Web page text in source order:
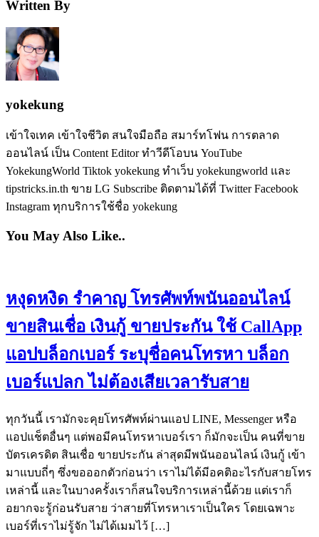
Written By
yokekung
เข้าใจเทค เข้าใจชีวิต สนใจมือถือ สมาร์ทโฟน การตลาด
ออนไลน์ เป็น Content Editor ทำวีดีโอบน YouTube
YokekungWorld Tiktok yokekung ทำเว็บ yokekungworld และ
tipstricks.in.th ขาย LG Subscribe ติดตามได้ที่ Twitter Facebook
Instagram ทุกบริการใช้ชื่อ yokekung
You May Also Like..
หงุดหงิด รำคาญ โทรศัพท์พนันออนไลน์
ขายสินเชื่อ เงินกู้ ขายประกัน ใช้ CallApp
แอปบล็อกเบอร์ ระบุชื่อคนโทรหา บล็อก
เบอร์แปลก ไม่ต้องเสียเวลารับสาย
ทุกวันนี้ เรามักจะคุยโทรศัพท์ผ่านแอป LINE, Messenger หรือ
แอปแช็ตอื่นๆ แต่พอมีคนโทรหาเบอร์เรา ก็มักจะเป็น คนที่ขาย
บัตรเครดิต สินเชื่อ ขายประกัน ล่าสุดมีพนันออนไลน์ เงินกู้ เข้า
มาแบบถี่ๆ ซึ่งขอออกตัวก่อนว่า เราไม่ได้มีอคติอะไรกับสายโทร
เหล่านี้ และในบางครั้งเราก็สนใจบริการเหล่านี้ด้วย แต่เราก็
อยากจะรู้ก่อนรับสาย ว่าสายที่โทรหาเราเป็นใคร โดยเฉพาะ
เบอร์ที่เราไม่รู้จัก ไม่ได้เมมไว้ […]